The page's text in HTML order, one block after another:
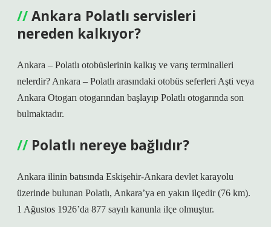
Ankara Polatlı servisleri
nereden kalkıyor?
Ankara – Polatlı otobüslerinin kalkış ve varış terminalleri
nelerdir? Ankara – Polatlı arasındaki otobüs seferleri Aşti veya
Ankara Otogarı otogarından başlayıp Polatlı otogarında son
bulmaktadır.
Polatlı nereye bağlıdır?
Ankara ilinin batısında Eskişehir-Ankara devlet karayolu
üzerinde bulunan Polatlı, Ankara’ya en yakın ilçedir (76 km).
1 Ağustos 1926’da 877 sayılı kanunla ilçe olmuştur.